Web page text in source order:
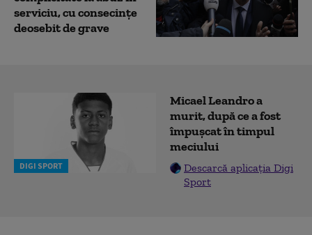
serviciu, cu consecințe
deosebit de grave
DIGI SPORT
Micael Leandro a
murit, după ce a fost
împușcat în timpul
meciului
Descarcă aplicația Digi
Sport